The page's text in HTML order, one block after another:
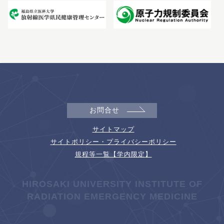
お問合せ
サイトマップ
サイトポリシー・プライバシーポリシー
規程等一覧【学内限定】
HIROSAKI UNIVERSITY INSTITUTE OF
RADIATION EMERGENCY MEDICINE